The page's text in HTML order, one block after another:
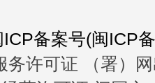
ICP备案号(闽ICP
务许可证 （署）